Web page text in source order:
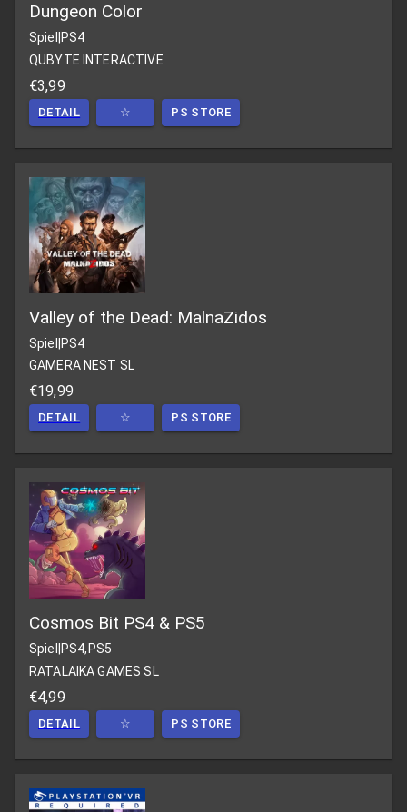
Dungeon Color
Spiel
PS4
QUBYTE INTERACTIVE
€3,99
DETAIL ☆ PS STORE
Valley of the Dead: MalnaZidos
Spiel|PS4
GAMERA NEST SL
€19,99
DETAIL ☆ PS STORE
Cosmos Bit PS4 & PS5
Spiel
PS4,PS5
RATALAIKA GAMES SL
€4,99
DETAIL ☆ PS STORE